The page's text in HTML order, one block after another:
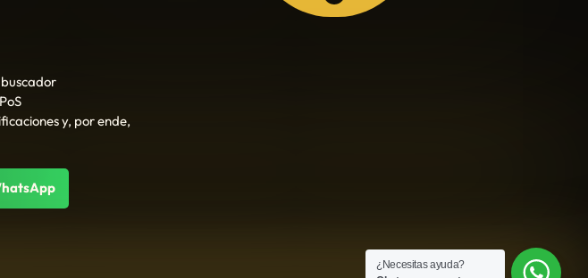
y, por ende,
¿Necesitas ayuda?